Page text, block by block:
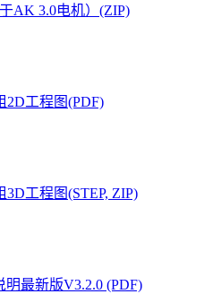
AK 3.0电机）(ZIP)
2D工程图(PDF)
工程图(STEP, ZIP)
最新版V3.2.0 (PDF)